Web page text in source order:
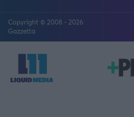
Copyright © 2008 - 2026
Gazzetta